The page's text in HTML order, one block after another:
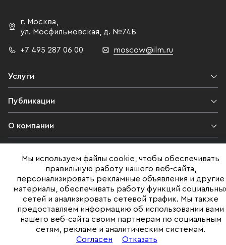
г. Москва
ул. Мосфильмовская,
д. №74Б
+7 495 287 06 00 moscow@ilm.ru
Услуги
Публикации
О компании
Юридическая информация
©ILM 2009-2026. Все права защищены
Представленная на сайте информация, в т.ч. стоимости объектов,
носит информационный характер
Мы используем файлы cookie, чтобы обеспечивать
правильную работу нашего веб-сайта,
персонализировать рекламные объявления и другие
материалы, обеспечивать работу функций
сетей и анализировать сетевой трафик. Мы также
предоставляем информацию об использовании вами
нашего веб-сайта своим партнерам по социальным
сетям, рекламе и аналитическим системам.
Согласен
Отказать